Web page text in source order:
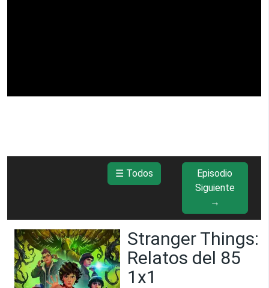
☰ Todos
Episodio
Siguiente
→
Stranger Things:
Relatos del 85
1x1